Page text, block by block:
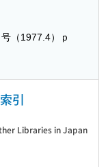
号（1977.4）ｐ
引
Libraries in Japan